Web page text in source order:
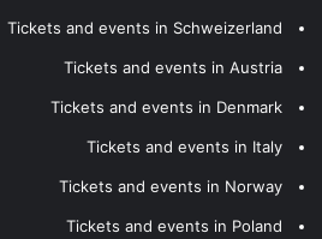
Tickets and events in Schweizerland
Tickets and events in Austria
Tickets and events in Denmark
Tickets and events in Italy
Tickets and events in Norway
Tickets and events in Poland